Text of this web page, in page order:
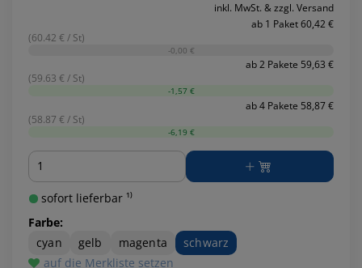
inkl. MwSt. & zzgl. Versand
ab 1 Paket 60,42 €
(60.42 € / St)
-0,00 €
ab 2 Pakete 59,63 €
(59.63 € / St)
-1,57 €
ab 4 Pakete 58,87 €
(58.87 € / St)
-6,19 €
Menge
sofort lieferbar ¹⁾
Farbe:
cyan
gelb magenta
schwarz
auf die Merkliste setzen